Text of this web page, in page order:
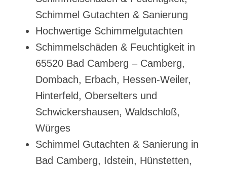
Schimmel Gutachten & Sanierung
Hochwertige Schimmelgutachten
Schimmelschäden & Feuchtigkeit in
65520 Bad Camberg – Camberg,
Dombach, Erbach, Hessen-Weiler,
Hinterfeld, Oberselters und
Schwickershausen, Waldschloß,
Würges
Schimmel Gutachten & Sanierung in
Bad Camberg, Idstein, Hünstetten,